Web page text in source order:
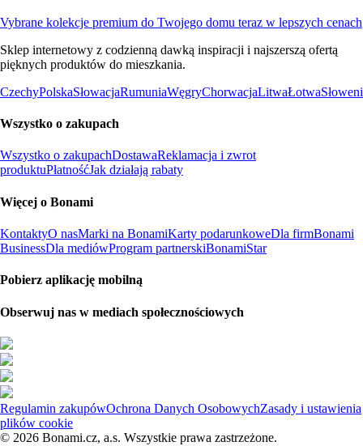
Vybrane kolekcje premium do Twojego domu teraz w lepszych cenach
Sklep internetowy z codzienną dawką inspiracji i najszerszą ofertą
pięknych produktów do mieszkania.
CzechyPolskaSłowacjaRumuniaWęgryChorwacjaLitwaŁotwa
Wszystko o zakupach
Wszystko o zakupachDostawaReklamacja i zwrot
produktuPłatnośćJak działają rabaty
Więcej o Bonami
KontaktyO nasMarki na BonamiKarty podarunkoweDla firmBonami
BusinessDla mediówProgram partnerskiBonamiStar
Pobierz aplikację mobilną
Obserwuj nas w mediach społecznościowych
Regulamin zakupówOchrona Danych OsobowychZasady i ustawienia
plików cookie
© 2026 Bonami.cz, a.s. Wszystkie prawa zastrzeżone.